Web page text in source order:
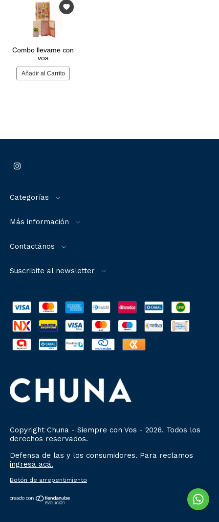
Categorías
Más información
Contactános
Suscribite al newsletter
Copyright Chuna - Siempre con Vos - 2026. Todos los
derechos reservados.
Defensa de las y los consumidores. Para reclamos
ingresá acá.
Botón de arrepentimiento